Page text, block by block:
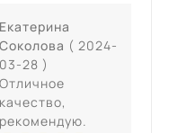
Екатерина
Соколова ( 2024-
03-28 )
Отличное
качество,
рекомендую.